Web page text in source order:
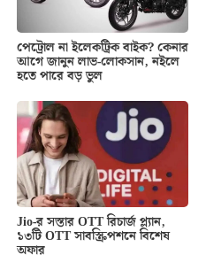
পেট্রোল না ইলেকট্রিক বাইক? কেনার
আগে জানুন লাভ-লোকসান, নইলে
হতে পারে বড় ভুল
Jio-র সস্তার OTT রিচার্জ প্ল্যান,
১৩টি OTT সাবস্ক্রিপশনে বিশেষ
অফার